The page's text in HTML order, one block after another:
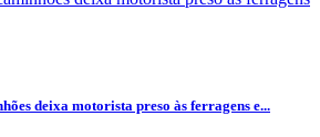
deixa motorista preso às ferragens e...